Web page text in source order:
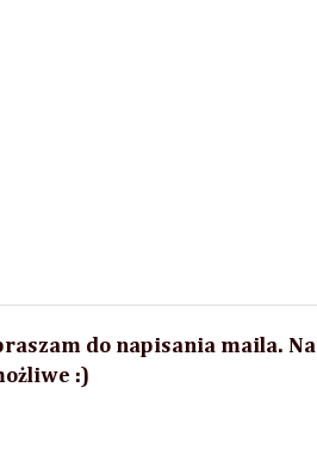
do napisania maila. Na
:)